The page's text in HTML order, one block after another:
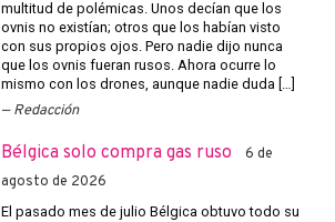
multitud de polémicas. Unos decían que los
ovnis no existían; otros que los habían visto
con sus propios ojos. Pero nadie dijo nunca
que los ovnis fueran rusos. Ahora ocurre lo
mismo con los drones, aunque nadie duda […]
Redacción
Bélgica solo compra gas ruso
6 de
agosto de 2026
El pasado mes de julio Bélgica obtuvo todo su